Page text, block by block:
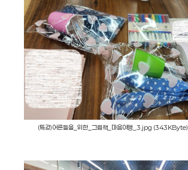
(특강)어른들을_위한_그림책_마음여행_3.jpg (343KByte)